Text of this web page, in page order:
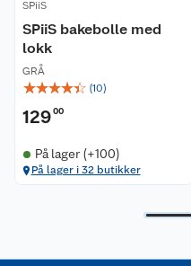
SPiiS
SPiiS bakebolle med
lokk
GRÅ
☆☆☆☆☆ (10)
12900
På lager (+100)
På lager i 32 butikker
Coop kjeder
Ledige stillinger
Bærekraft
Samvirkelag
Betalingsalternativer
Leveringsalternativer
Pakkesporing
Kjøpsvilkår
Åpent kjøp
Coop medlem
Klikk og hent
Festdrakter til hele familien
Hagemøbler og utemøbler